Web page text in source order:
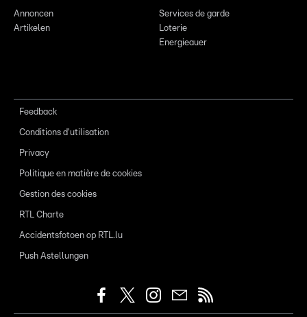
Annoncen
Artikelen
Services de garde
Loterie
Energieauer
Feedback
Conditions d'utilisation
Privacy
Politique en matière de cookies
Gestion des cookies
RTL Charte
Accidentsfotoen op RTL.lu
Push Astellungen